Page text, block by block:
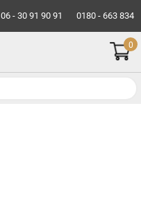
06 - 30 91 90 91 0180 - 663 834
0